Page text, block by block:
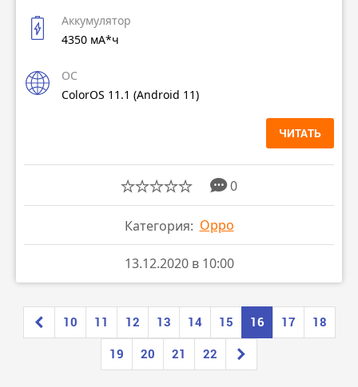
Аккумулятор
4350 мА*ч
ОС
ColorOS 11.1 (Android 11)
ЧИТАТЬ
0
Категория: Oppo
13.12.2020 в 10:00
10 11 12 13 14 15 16 17
18
19
20 21 22